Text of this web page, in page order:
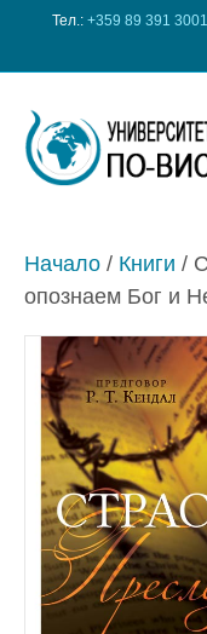
Тел.: +359 89 391 3001
Начало / Книги /
опознаем Бог и